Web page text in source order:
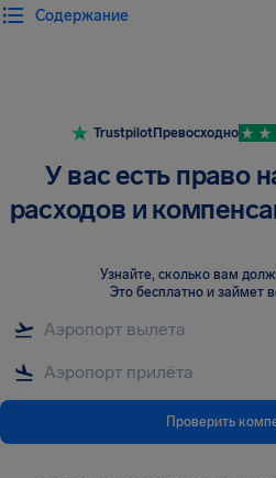
Содержание
TrustpilotПревосходно
У вас есть право
расходов и
Узнайте, сколько вам
Это бесплатно и займет
Проверить